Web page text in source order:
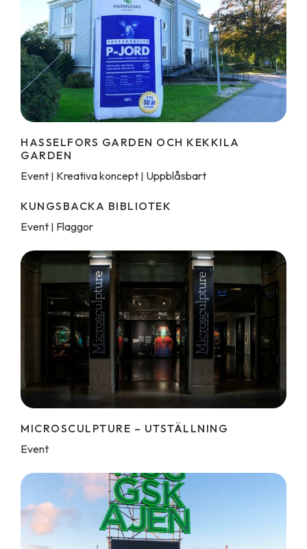
HASSELFORS GARDEN OCH KEKKILA
GARDEN
Event | Kreativa koncept | Uppblåsbart
KUNGSBACKA BIBLIOTEK
Event | Flaggor
MICROSCULPTURE – UTSTÄLLNING
Event